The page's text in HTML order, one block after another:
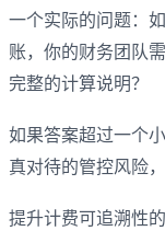
一个实际的问题：
账，你的财务团队
完整的计算说明？
如果答案超过一个
真对待的管控风险
提升计费可追溯性